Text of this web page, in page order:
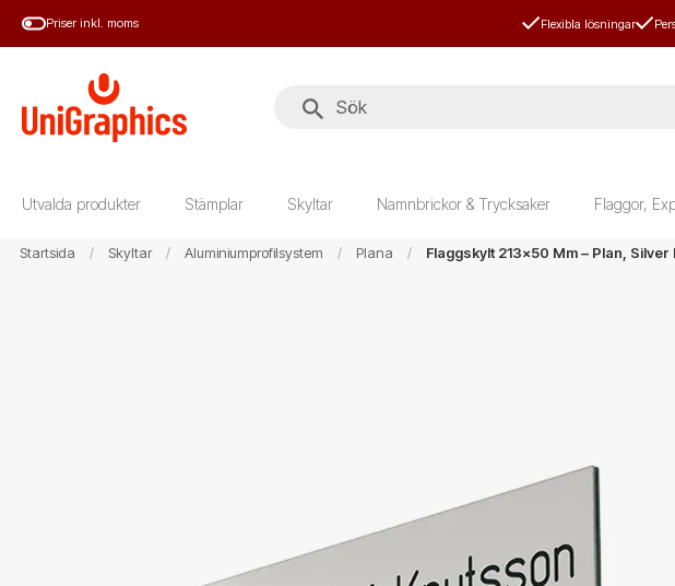
HoppaPriser inkl. moms Flexibla lösningar
Utvalda produkter Stämplar Skyltar Namnbrickor & Trycksaker Flaggor,
Startsida Skyltar Aluminiumprofilsystem Plana Flaggskylt 213x50 Mm – Plan,